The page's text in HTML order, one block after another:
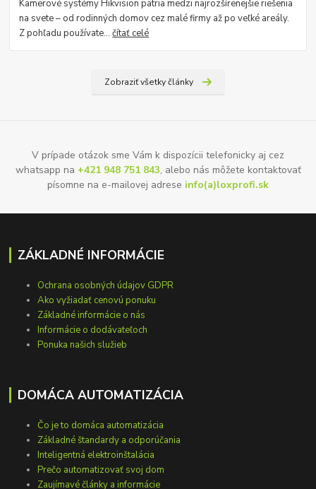
Kamerové systémy Hikvision patria medzi najrozšírenejšie riešenia
na svete – od rodinných domov cez malé firmy až po veľké areály.
Z pohľadu používate...čítať celé
Zobraziť všetky články
V prípade otázok sme Vám k dispozícii telefonicky aj cez
whatsapp na +421 948 751 843, alebo nás môžete kontaktovať
písomne na e-mailovej adrese info(a)loxprofi.sk
ZÁKLADNÉ INFORMÁCIE
Ochrana osobných údajov GDPR
Ako vyžiadať cenovú ponuku
Základné informácie o nás
Informácie o dodávateľoch
Ponuka našich služieb
DOMÁCA AUTOMATIZÁCIA
Čo je to domáca automatizácia
Základné štandardy a odporúčania
Inteligentná elektroinštalácia
Prečo automatizovať svoj dom
Zaujímavé články a informácie